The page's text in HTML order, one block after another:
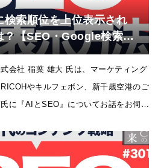
検索順位を上位表示され
？【SEO・Google検索・
プ・コンテンツ戦略】
会社 稲葉 雄大 氏は、マーケティング
やキルフェボン、新千歳空港のご
に『AIとSEO』についてお話をお伺い